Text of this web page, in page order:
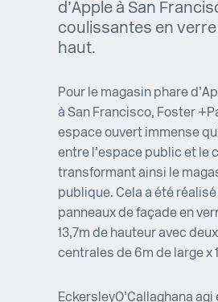
d’Apple à San
coulissantes en verre
haut.
Pour le magasin phare
à San Francisco, Foster +
espace ouvert immense
entre l’espace public et le
transformant ainsi le
publique. Cela a été
panneaux de façade en
13,7m de hauteur avec
centrales de 6m de large x
Eckersley O’Callaghan a